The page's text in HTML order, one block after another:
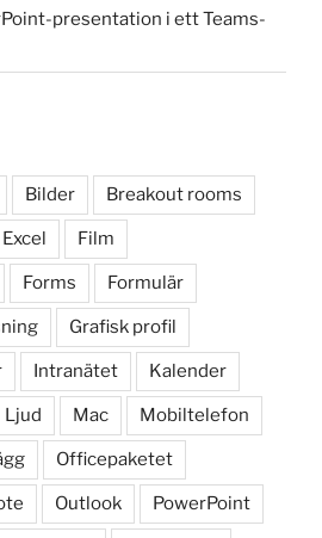
presentation i ett Teams-
Bilder Breakout rooms
Excel Film
Forms Formulär
Grafisk profil
Intranätet Kalender
Ljud Mac Mobiltelefon
Officepaketet
Outlook PowerPoint